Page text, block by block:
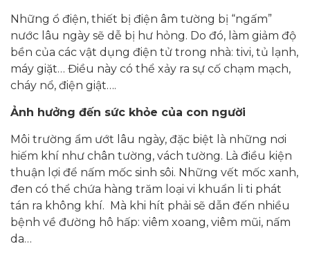
Những ổ điện, thiết bị điện âm tường bị “ngấm”
nước lâu ngày sẽ dễ bị hư hỏng. Do đó, làm giảm độ
bền của các vật dụng điện tử trong nhà: tivi, tủ lạnh,
máy giặt… Điều này có thể xảy ra sự cố chạm mạch,
cháy nổ, điện giật….
Ảnh hưởng đến sức khỏe của con người
Môi trường ẩm ướt lâu ngày, đặc biệt là những nơi
hiếm khí như chân tường, vách tường. Là điều kiện
thuận lợi để nấm mốc sinh sôi. Những vết mốc xanh,
đen có thể chứa hàng trăm loại vi khuẩn li ti phát
tán ra không khí. Mà khi hít phải sẽ dẫn đến nhiều
bệnh về đường hô hấp: viêm xoang, viêm mũi, nấm
da…